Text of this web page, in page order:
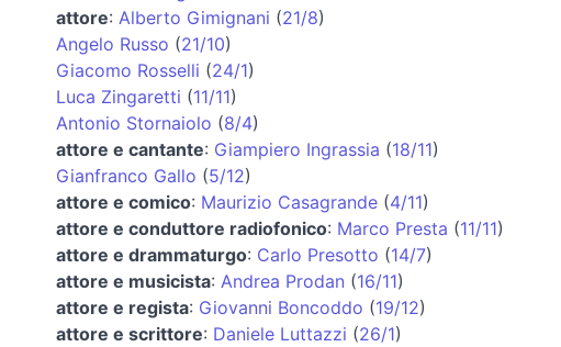
attore: Alberto Gimignani (21/8)
Angelo Russo (21/10)
Giacomo Rosselli (24/1)
Luca Zingaretti (11/11)
Antonio Stornaiolo (8/4)
attore e cantante: Giampiero Ingrassia (18/11)
Gianfranco Gallo (5/12)
attore e comico: Maurizio Casagrande(4/11)
attore e conduttore radiofonico: Marco Presta (11/11)
attore e drammaturgo: Carlo Presotto (14/7)
attore e musicista: Andrea Prodan (16/11)
attore e regista: Giovanni Boncoddo (19/12)
attore e scrittore: Daniele Luttazzi (26/1)